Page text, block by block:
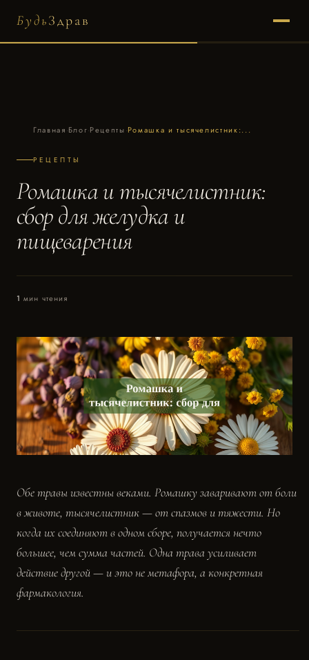
БудьЗдрав
Главная·Блог·Рецепты·Ромашка и тысячелистник:...
РЕЦЕПТЫ
Ромашка и тысячелистник:
сбор для желудка и
пищеварения
1 мин чтения
Обе травы известны веками. Ромашку заваривают от боли
в животе, тысячелистник — от спазмов и тяжести. Но
когда их соединяют в одном сборе, получается нечто
большее, чем сумма частей. Одна трава усиливает
действие другой — и это не метафора, а конкретная
фармакология.